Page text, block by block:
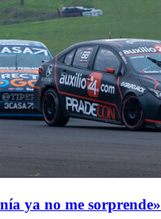
ya no me sorprende»